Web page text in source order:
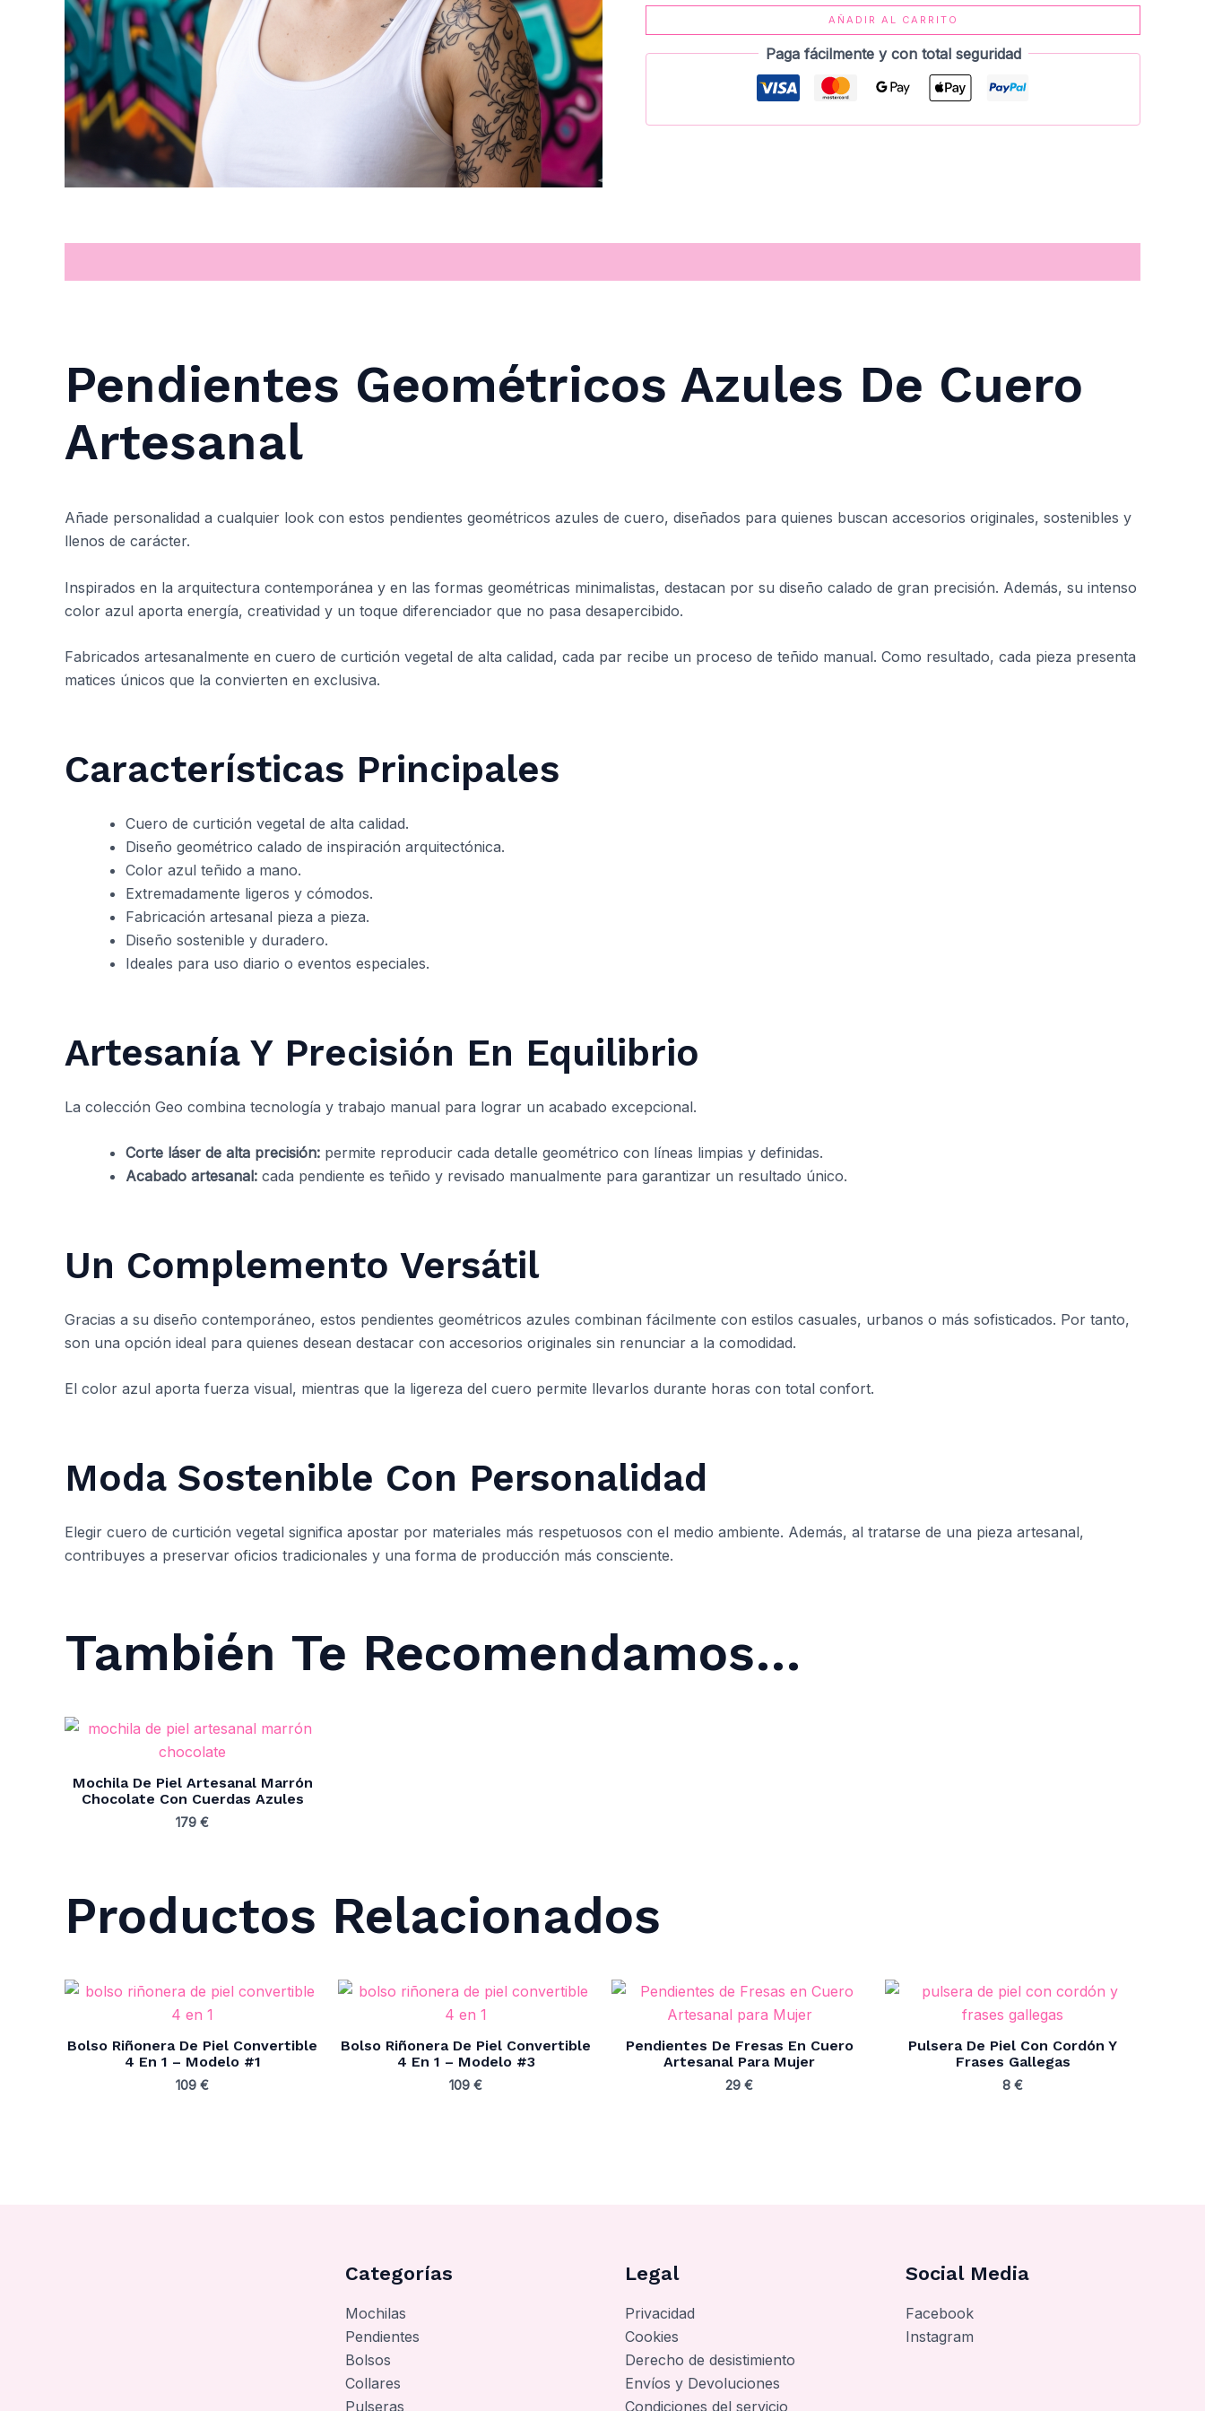
AÑADIR AL CARRITO
Paga fácilmente y con total seguridad
Pendientes Geométricos Azules De Cuero
Artesanal
Añade personalidad a cualquier look con estos pendientes geométricos azules de cuero, diseñados para quienes buscan accesorios originales, sostenibles y
llenos de carácter.
Inspirados en la arquitectura contemporánea y en las formas geométricas minimalistas, destacan por su diseño calado de gran precisión. Además, su intenso
color azul aporta energía, creatividad y un toque diferenciador que no pasa desapercibido.
Fabricados artesanalmente en cuero de curtición vegetal de alta calidad, cada par recibe un proceso de teñido manual. Como resultado, cada pieza presenta
matices únicos que la convierten en exclusiva.
Características Principales
Cuero de curtición vegetal de alta calidad.
Diseño geométrico calado de inspiración arquitectónica.
Color azul teñido a mano.
Extremadamente ligeros y cómodos.
Fabricación artesanal pieza a pieza.
Diseño sostenible y duradero.
Ideales para uso diario o eventos especiales.
Artesanía Y Precisión En Equilibrio
La colección Geo combina tecnología y trabajo manual para lograr un acabado excepcional.
Corte láser de alta precisión: permite reproducir cada detalle geométrico con líneas limpias y definidas.
Acabado artesanal: cada pendiente es teñido y revisado manualmente para garantizar un resultado único.
Un Complemento Versátil
Gracias a su diseño contemporáneo, estos pendientes geométricos azules combinan fácilmente con estilos casuales, urbanos o más sofisticados. Por tanto,
son una opción ideal para quienes desean destacar con accesorios originales sin renunciar a la comodidad.
El color azul aporta fuerza visual, mientras que la ligereza del cuero permite llevarlos durante horas con total confort.
Moda Sostenible Con Personalidad
Elegir cuero de curtición vegetal significa apostar por materiales más respetuosos con el medio ambiente. Además, al tratarse de una pieza artesanal,
contribuyes a preservar oficios tradicionales y una forma de producción más consciente.
También Te Recomendamos…
Mochila De Piel Artesanal Marrón
Chocolate Con Cuerdas Azules
179 €
Productos Relacionados
Bolso Riñonera De Piel Convertible
4 En 1 – Modelo #1
109 €
Bolso Riñonera De Piel Convertible
4 En 1 – Modelo #3
109 €
Pendientes De Fresas En Cuero
Artesanal Para Mujer
29 €
Pulsera De Piel Con Cordón Y
Frases Gallegas
8 €
Categorías
Mochilas
Pendientes
Bolsos
Collares
Pulseras
Legal
Privacidad
Cookies
Derecho de desistimiento
Envíos y Devoluciones
Condiciones del servicio
Social Media
Facebook
Instagram